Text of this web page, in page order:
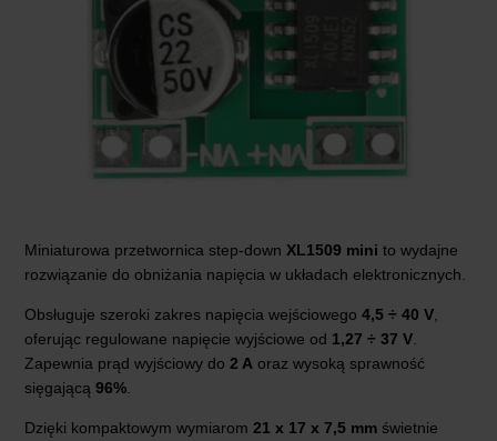
Miniaturowa przetwornica step-down XL1509 mini to wydajne
rozwiązanie do obniżania napięcia w układach elektronicznych.
Obsługuje szeroki zakres napięcia wejściowego 4,5 ÷ 40 V
oferując regulowane napięcie wyjściowe od 1,27 ÷ 37 V
Zapewnia prąd wyjściowy do 2 A oraz wysoką sprawność
sięgającą 96%
Dzięki kompaktowym wymiarom 21 x 17 x 7,5 mm świetnie